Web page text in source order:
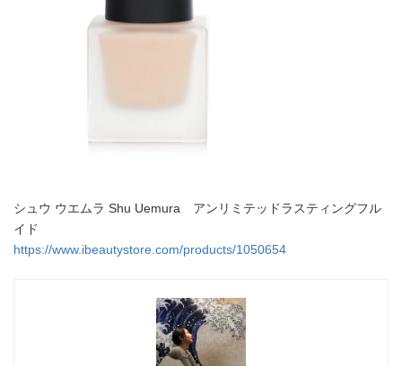
シュウ ウエムラ Shu Uemura アンリミテッドラスティングフル
イド
https://www.ibeautystore.com/products/1050654